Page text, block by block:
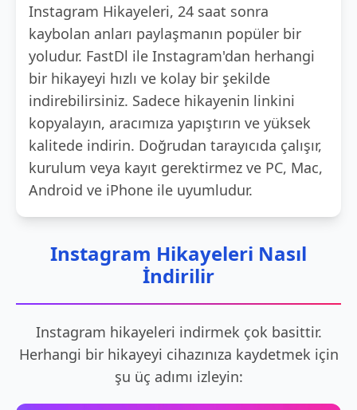
Instagram Hikayeleri, 24 saat sonra
kaybolan anları paylaşmanın popüler bir
yoludur. FastDl ile Instagram'dan herhangi
bir hikayeyi hızlı ve kolay bir şekilde
indirebilirsiniz. Sadece hikayenin linkini
kopyalayın, aracımıza yapıştırın ve yüksek
kalitede indirin. Doğrudan tarayıcıda çalışır,
kurulum veya kayıt gerektirmez ve PC, Mac,
Android ve iPhone ile uyumludur.
Instagram Hikayeleri Nasıl
İndirilir
Instagram hikayeleri indirmek çok basittir.
Herhangi bir hikayeyi cihazınıza kaydetmek için
şu üç adımı izleyin: